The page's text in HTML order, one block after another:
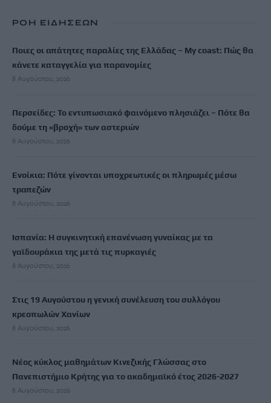
ΡΟΗ ΕΙΔΗΣΕΩΝ
Ποιες οι απάτητες παραλίες της Ελλάδας – My coast: Πώς θα
κάνετε καταγγελία για παρανομίες
8 Αυγούστου, 2026
Περσείδες: Το εντυπωσιακό φαινόμενο πλησιάζει – Πότε θα
δούμε τη «βροχή» των αστεριών
8 Αυγούστου, 2026
Ενοίκια: Πότε γίνονται υποχρεωτικές οι πληρωμές μέσω
τραπεζών
8 Αυγούστου, 2026
Ισπανία: Η συγκινητική επανένωση γυναίκας με τα
γαϊδουράκια της μετά τις πυρκαγιές
8 Αυγούστου, 2026
Στις 19 Αυγούστου η γενική συνέλευση του συλλόγου
κρεοπωλών Χανίων
8 Αυγούστου, 2026
Νέος κύκλος μαθημάτων Κινεζικής Γλώσσας στο
Πανεπιστήμιο Κρήτης για το ακαδημαϊκό έτος 2026-2027
8 Αυγούστου, 2026